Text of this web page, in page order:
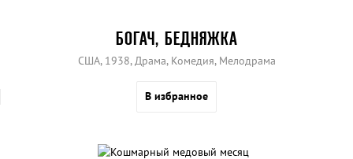
БОГАЧ, БЕДНЯЖКА
США, 1938, Драма, Комедия, Мелодрама
В избранное